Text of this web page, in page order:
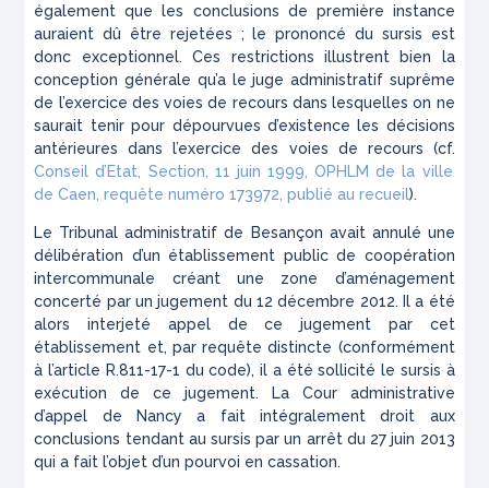
également que les conclusions de première instance
auraient dû être rejetées ; le prononcé du sursis est
donc exceptionnel. Ces restrictions illustrent bien la
conception générale qu’a le juge administratif suprême
de l’exercice des voies de recours dans lesquelles on ne
saurait tenir pour dépourvues d’existence les décisions
antérieures dans l’exercice des voies de recours (cf.
Conseil d’Etat, Section, 11 juin 1999, OPHLM de la ville
de Caen, requête numéro 173972, publié au recueil).
Le Tribunal administratif de Besançon avait annulé une
délibération d’un établissement public de coopération
intercommunale créant une zone d’aménagement
concerté par un jugement du 12 décembre 2012. Il a été
alors interjeté appel de ce jugement par cet
établissement et, par requête distincte (conformément
à l’article R.811-17-1 du code), il a été sollicité le sursis à
exécution de ce jugement. La Cour administrative
d’appel de Nancy a fait intégralement droit aux
conclusions tendant au sursis par un arrêt du 27 juin 2013
qui a fait l’objet d’un pourvoi en cassation.